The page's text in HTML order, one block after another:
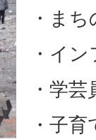
・ま
・イ
・学
・子